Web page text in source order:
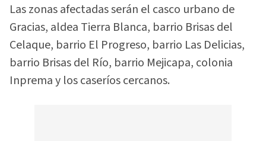
Las zonas afectadas serán el casco urbano de
Gracias, aldea Tierra Blanca, barrio Brisas del
Celaque, barrio El Progreso, barrio Las Delicias,
barrio Brisas del Río, barrio Mejicapa, colonia
Inprema y los caseríos cercanos.